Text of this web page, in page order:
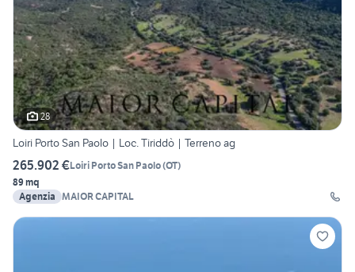
28
Loiri Porto San Paolo | Loc. Tiriddò | Terreno ag
265.902 €Loiri Porto San Paolo(OT)
89 mq
Agenzia MAIOR CAPITAL